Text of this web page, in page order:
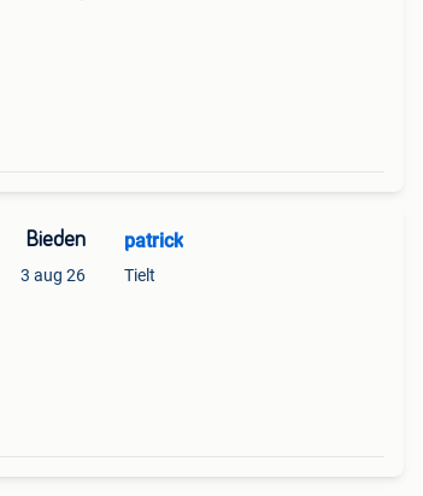
Bieden
3 aug 26
patrick
Tielt